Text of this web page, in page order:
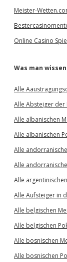
Meister-
Online Casino
Was man
Alle
Alle Absteiger der
Alle albanischen
Alle albanischen
Alle
Alle
Alle
Alle Aufsteiger in
Alle belgischen
Alle belgischen
Alle bosnischen
Alle bosnischen